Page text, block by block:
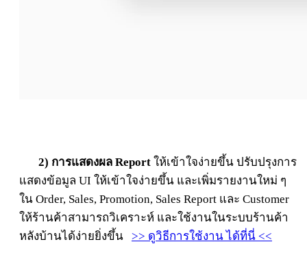
2) การแสดงผล Report ให้เข้าใจง่ายขึ้น ปรับปรุงการ
แสดงข้อมูล UI ให้เข้าใจง่ายขึ้น และเพิ่มรายงานใหม่ ๆ
ใน Order, Sales, Promotion, Sales Report และ Customer
ให้ร้านค้าสามารถวิเคราะห์ และใช้งานในระบบร้านค้า
หลังบ้านได้ง่ายยิ่งขึ้น >> ดูวิธีการใช้งาน ได้ที่นี่ <<